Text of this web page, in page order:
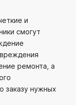
и
смогут
ремонта, а
заказу нужных